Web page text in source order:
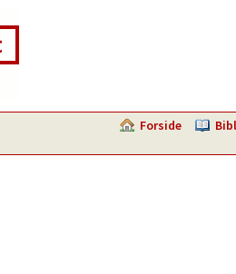
Forside